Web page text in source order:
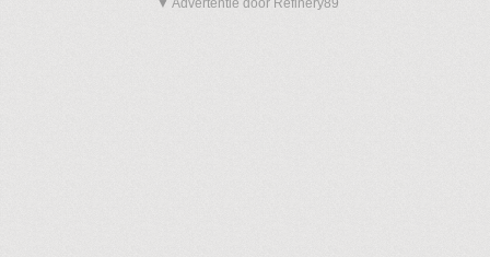
▼ Advertentie door Refinery89